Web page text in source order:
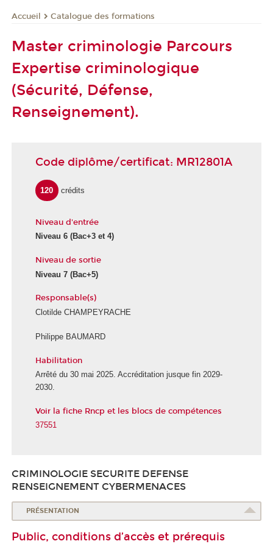
Accueil Catalogue des formations
Master criminologie Parcours
Expertise criminologique
(Sécurité, Défense,
Renseignement).
Code diplôme/certificat: MR12801A
120 crédits
Niveau d'entrée
Niveau 6 (Bac+3 et 4)
Niveau de sortie
Niveau 7 (Bac+5)
Responsable(s)
Clotilde CHAMPEYRACHE
Philippe BAUMARD
Habilitation
Arrêté du 30 mai 2025. Accréditation jusque fin 2029-
2030.
Voir la fiche Rncp et les blocs de compétences
37551
CRIMINOLOGIE SECURITE DEFENSE
RENSEIGNEMENT CYBERMENACES
PRÉSENTATION
Public, conditions d’accès et prérequis